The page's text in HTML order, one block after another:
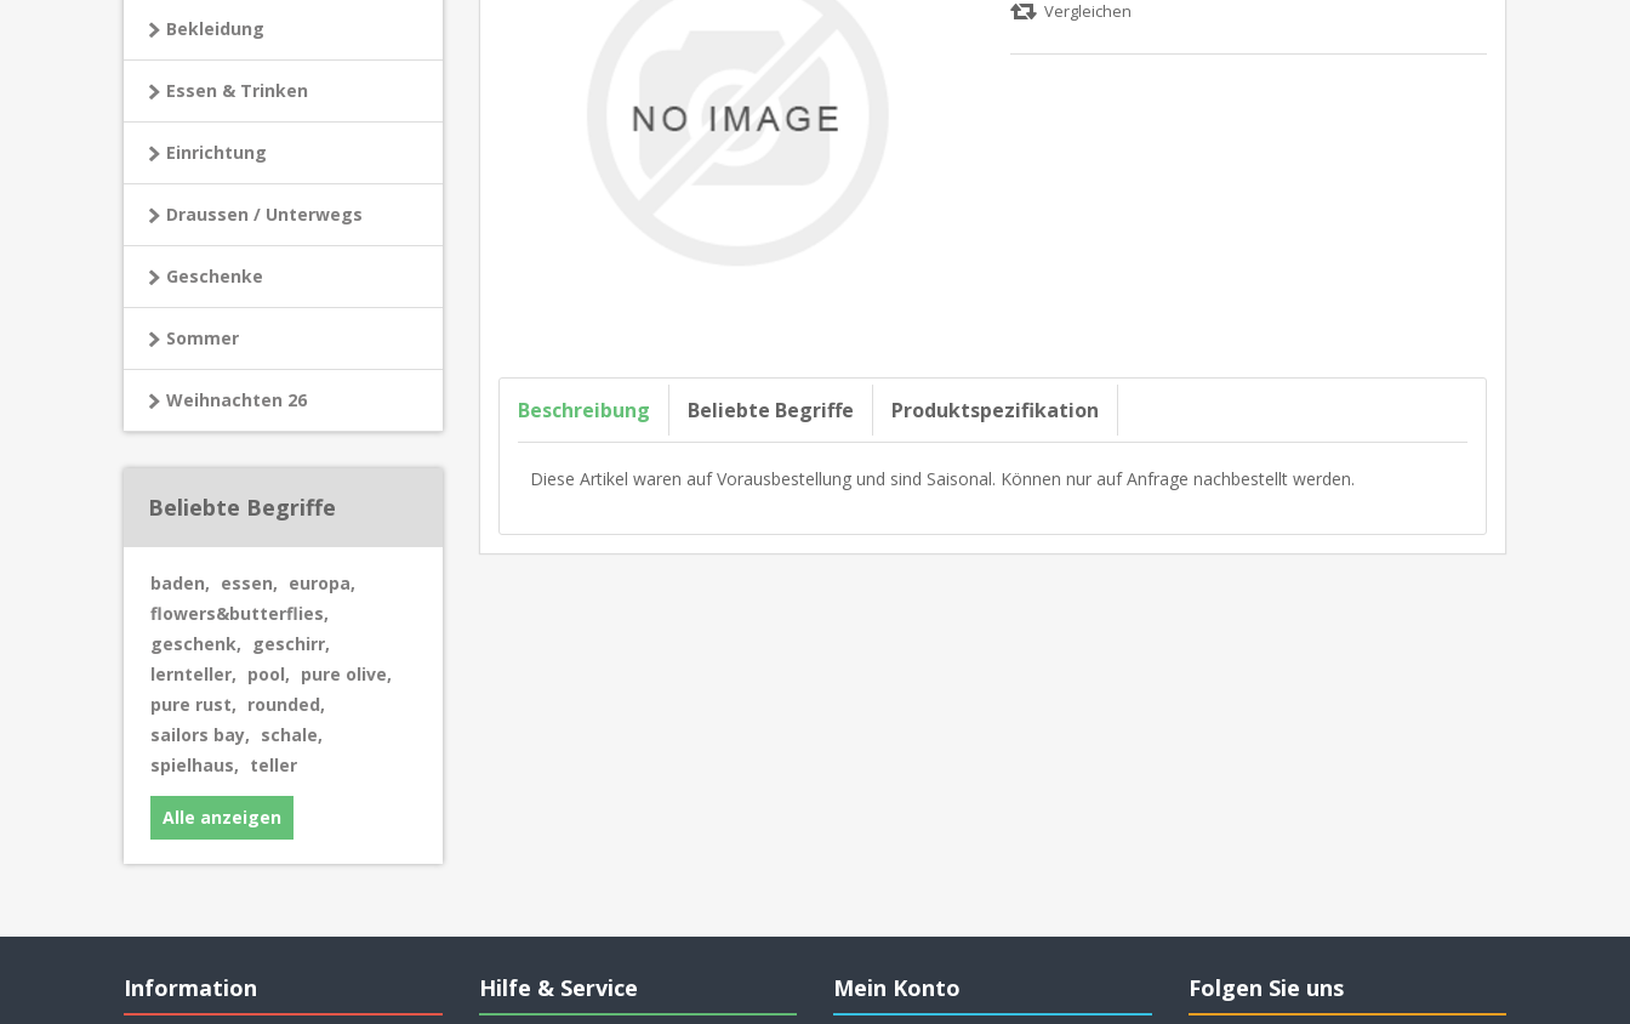
Bekleidung
Essen & Trinken
Einrichtung
Draussen / Unterwegs
Geschenke
Sommer
Weihnachten 26
Beliebte Begriffe
baden, essen, europa,
flowers&butterflies,
geschenk, geschirr,
lernteller, pool, pure olive,
pure rust, rounded,
sailors bay, schale,
spielhaus, teller
Alle anzeigen
Beschreibung Beliebte Begriffe Produktspezifikation
Diese Artikel waren auf Vorausbestellung und sind Saisonal. Können nur auf Anfrage nachbestellt werden.
Information Hilfe & Service Mein Konto Folgen Sie uns